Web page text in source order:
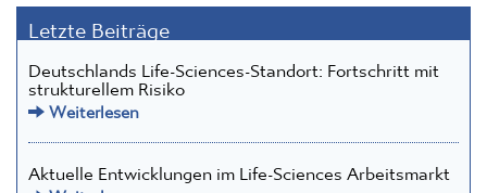
Letzte Beiträge
Deutschlands Life-Sciences-Standort: Fortschritt mit
strukturellem Risiko
Weiterlesen
Aktuelle Entwicklungen im Life-Sciences Arbeitsmarkt